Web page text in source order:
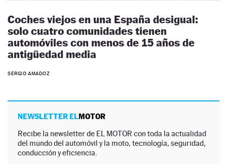
Coches viejos en una España desigual:
solo cuatro comunidades tienen
automóviles con menos de 15 años de
antigüedad media
SERGIO AMADOZ
NEWSLETTER ELMOTOR
Recibe la newsletter de EL MOTOR con toda la actualidad
del mundo del automóvil y la moto, tecnología, seguridad,
conducción y eficiencia.